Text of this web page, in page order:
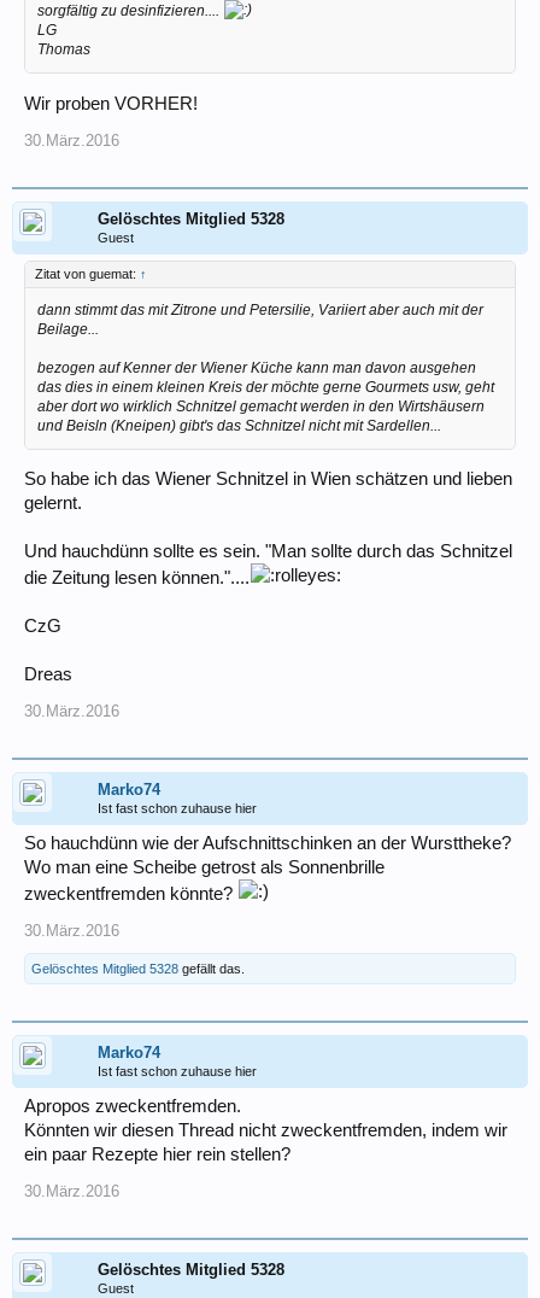
sorgfältig zu desinfizieren....
LG
Thomas
Wir proben VORHER!
30.März.2016
Gelöschtes Mitglied 5328
Guest
Zitat von guemat: ↑
dann stimmt das mit Zitrone und Petersilie, Variiert aber auch mit der
Beilage...
bezogen auf Kenner der Wiener Küche kann man davon ausgehen
das dies in einem kleinen Kreis der möchte gerne Gourmets usw, geht
aber dort wo wirklich Schnitzel gemacht werden in den Wirtshäusern
und Beisln (Kneipen) gibt's das Schnitzel nicht mit Sardellen...
So habe ich das Wiener Schnitzel in Wien schätzen und lieben
gelernt.
Und hauchdünn sollte es sein. "Man sollte durch das Schnitzel
die Zeitung lesen können."....
CzG
Dreas
30.März.2016
Marko74
Ist fast schon zuhause hier
So hauchdünn wie der Aufschnittschinken an der Wursttheke?
Wo man eine Scheibe getrost als Sonnenbrille
zweckentfremden könnte?
30.März.2016
Gelöschtes Mitglied 5328 gefällt das.
Marko74
Ist fast schon zuhause hier
Apropos zweckentfremden.
Könnten wir diesen Thread nicht zweckentfremden, indem wir
ein paar Rezepte hier rein stellen?
30.März.2016
Gelöschtes Mitglied 5328
Guest